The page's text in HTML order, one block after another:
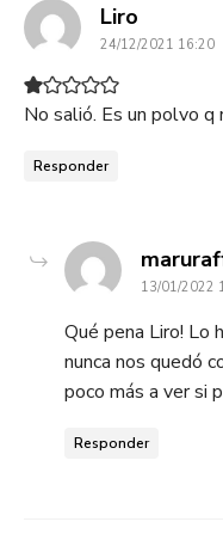
Liro
24/12/2021 16:20
No salió. Es un polvo q
Responder
13/01/2022
Qué pena Liro! Lo
nunca nos quedó
poco más a ver si
Responder